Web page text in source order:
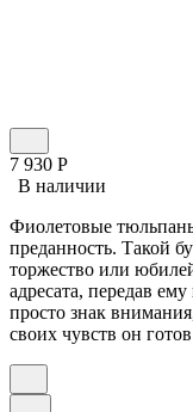
7 930 Р
В наличии
Фиолетовые
преданность. Такой
торжество или
адресата, передав
просто знак
своих чувств он